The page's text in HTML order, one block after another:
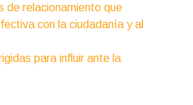
de relacionamiento que
con la ciudadanía y al
para influir ante la